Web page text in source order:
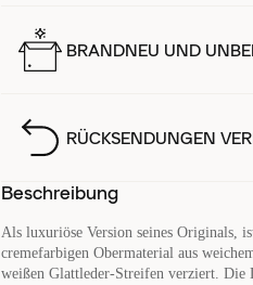
BRANDNEU UND
RÜCKSENDUNGEN
Beschreibung
Als luxuriöse Version seines Originals,
cremefarbigen Obermaterial aus
weißen Glattleder-Streifen verziert.